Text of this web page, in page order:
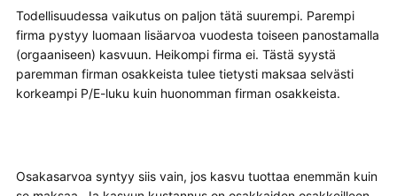
Todellisuudessa vaikutus on paljon tätä suurempi. Parempi
firma pystyy luomaan lisäarvoa vuodesta toiseen panostamalla
(orgaaniseen) kasvuun. Heikompi firma ei. Tästä syystä
paremman firman osakkeista tulee tietysti maksaa selvästi
korkeampi P/E-luku kuin huonomman firman osakkeista.
Osakasarvoa syntyy siis vain, jos kasvu tuottaa enemmän kuin